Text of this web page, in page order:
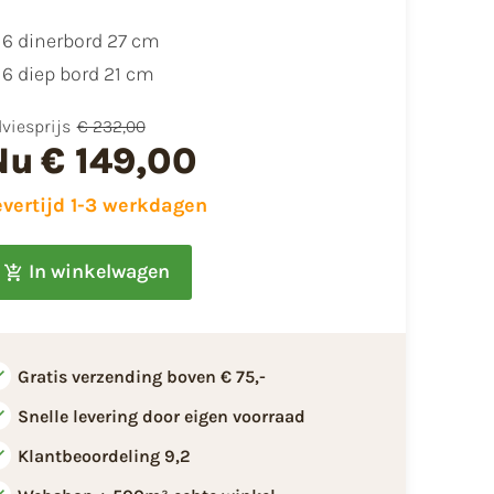
​6 dinerbord 27 cm
6 diep bord 21 cm
€ 232,00
€ 149,00
1-3 werkdagen
In winkelwagen
Gratis verzending boven € 75,-
Snelle levering door eigen voorraad
Klantbeoordeling 9,2